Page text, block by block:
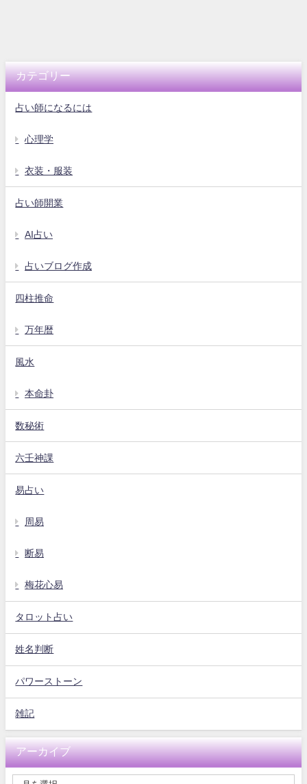
カテゴリー
占い師になるには
心理学
衣装・服装
占い師開業
AI占い
占いブログ作成
四柱推命
万年暦
風水
本命卦
数秘術
六壬神課
易占い
周易
断易
梅花心易
タロット占い
姓名判断
パワーストーン
雑記
アーカイブ